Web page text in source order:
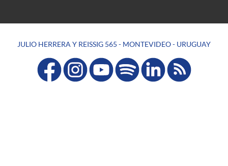
JULIO HERRERA Y REISSIG 565 - MONTEVIDEO - URUGUAY